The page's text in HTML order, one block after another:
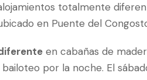
totalmente
en Puente del
en cabañas de
por la noche. El